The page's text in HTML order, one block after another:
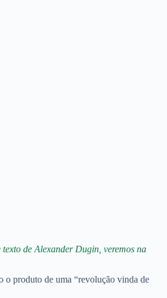
de Alexander Dugin, veremos na
o produto de uma “revolução vinda de